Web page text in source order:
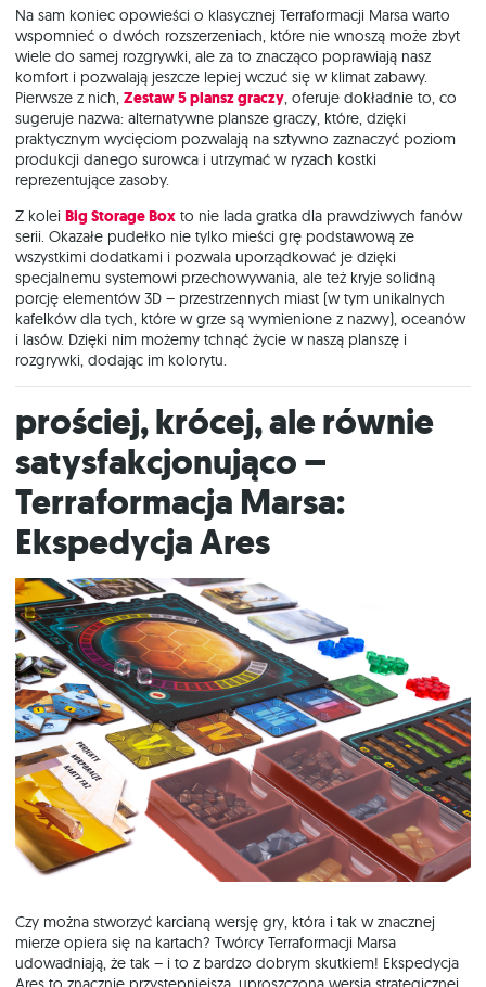
Na sam koniec opowieści o klasycznej Terraformacji Marsa warto
wspomnieć o dwóch rozszerzeniach, które nie wnoszą może zbyt
wiele do samej rozgrywki, ale za to znacząco poprawiają nasz
komfort i pozwalają jeszcze lepiej wczuć się w klimat zabawy.
Pierwsze z nich, Zestaw 5 plansz graczy, oferuje dokładnie to, co
sugeruje nazwa: alternatywne plansze graczy, które, dzięki
praktycznym wycięciom pozwalają na sztywno zaznaczyć poziom
produkcji danego surowca i utrzymać w ryzach kostki
reprezentujące zasoby.
Z kolei Big Storage Box to nie lada gratka dla prawdziwych fanów
serii. Okazałe pudełko nie tylko mieści grę podstawową ze
wszystkimi dodatkami i pozwala uporządkować je dzięki
specjalnemu systemowi przechowywania, ale też kryje solidną
porcję elementów 3D – przestrzennych miast (w tym unikalnych
kafelków dla tych, które w grze są wymienione z nazwy), oceanów
i lasów. Dzięki nim możemy tchnąć życie w naszą planszę i
rozgrywki, dodając im kolorytu.
Prościej, krócej, ale równie
satysfakcjonująco –
Terraformacja Marsa:
Ekspedycja Ares
Czy można stworzyć karcianą wersję gry, która i tak w znacznej
mierze opiera się na kartach? Twórcy Terraformacji Marsa
udowadniają, że tak – i to z bardzo dobrym skutkiem! Ekspedycja